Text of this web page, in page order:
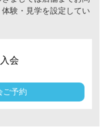
験・見学を設定してい
会
ご予約